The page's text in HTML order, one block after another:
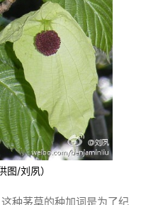
图/刘夙）
种茅草的种加词是为了纪